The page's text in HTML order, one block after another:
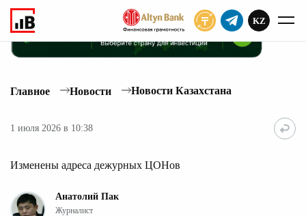
KZ
Главное Новости Новости Казахстана
1 июля 2026 в 10:38
Изменены адреса дежурных ЦОНов
Анатолий Пак
Журналист